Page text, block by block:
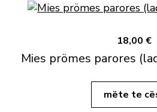
18,00 €
Mies prömes parores
mëte te